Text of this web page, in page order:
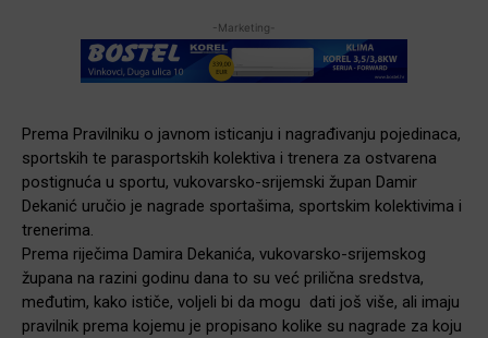
-Marketing-
Prema Pravilniku o javnom isticanju i nagrađivanju pojedinaca,
sportskih te parasportskih kolektiva i trenera za ostvarena
postignuća u sportu, vukovarsko-srijemski župan Damir
Dekanić uručio je nagrade sportašima, sportskim kolektivima i
trenerima.
Prema riječima Damira Dekanića, vukovarsko-srijemskog
župana na razini godinu dana to su već prilična sredstva,
međutim, kako ističe, voljeli bi da mogu dati još više, ali imaju
pravilnik prema kojemu je propisano kolike su nagrade za koju